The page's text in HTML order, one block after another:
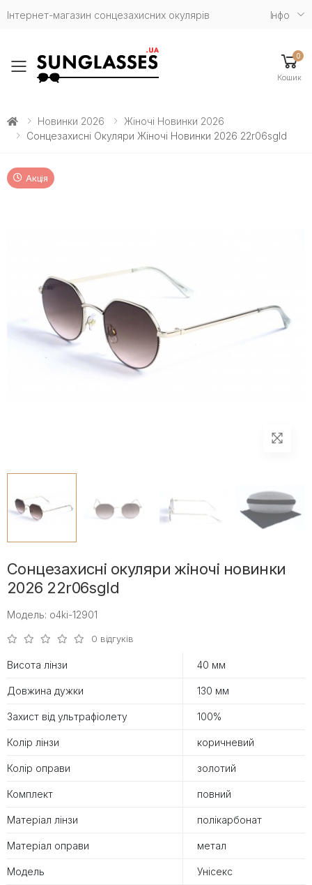
Інтернет-магазин сонцезахисних окулярів Iнфо
Toggle mobile menu
0
Кошик
Новинки 2026
Жіночі Новинки 2026
Сонцезахисні Окуляри Жіночі Новинки 2026 22r06sgld
Акція
Сонцезахисні окуляри жіночі новинки
2026 22r06sgld
Модель: o4ki-12901
0 відгуків
Висота лінзи 40 мм
Довжина дужки 130 мм
Захист від ультрафіолету 100%
Колір лінзи коричневий
Колір оправи золотий
Комплект повний
Матеріал лінзи полікарбонат
Матеріал оправи метал
Модель Унісекс